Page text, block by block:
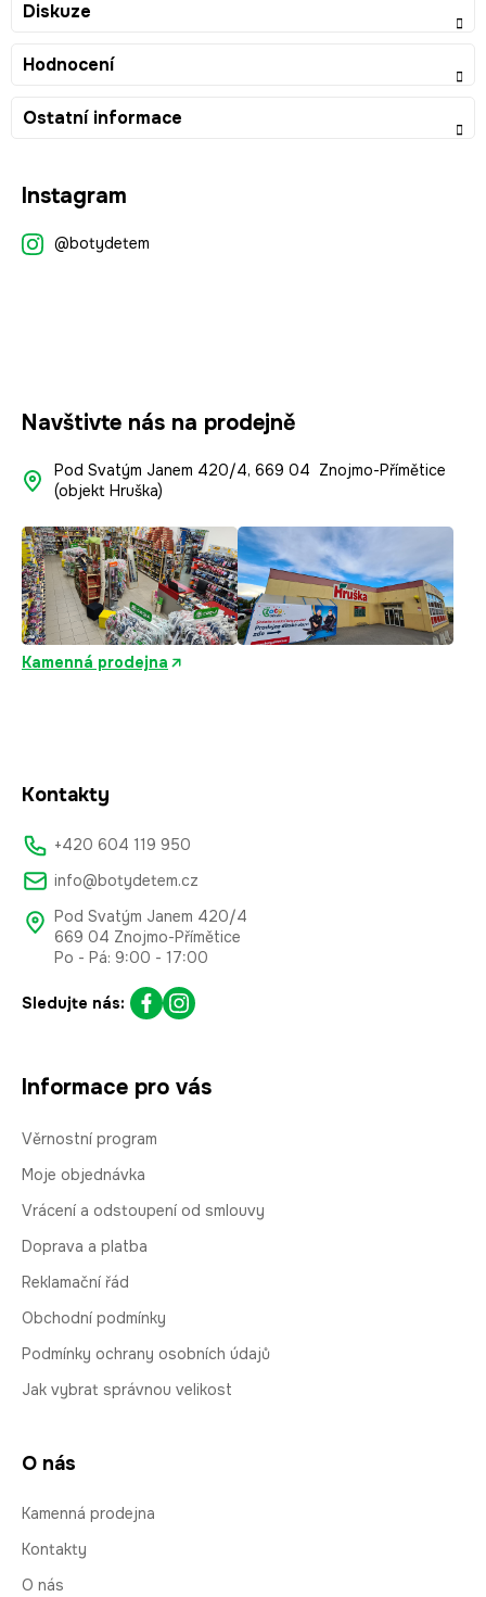
Diskuze
Hodnocení
Ostatní informace
Instagram
@botydetem
Navštivte nás na prodejně
Pod Svatým Janem 420/4, 669 04 Znojmo-Přímětice
(objekt Hruška)
Kamenná prodejna
Kontakty
+420 604 119 950
info@botydetem.cz
Pod Svatým Janem 420/4
669 04 Znojmo-Přímětice
Po - Pá: 9:00 - 17:00
Sledujte nás:
Informace pro vás
Věrnostní program
Moje objednávka
Vrácení a odstoupení od smlouvy
Doprava a platba
Reklamační řád
Obchodní podmínky
Podmínky ochrany osobních údajů
Jak vybrat správnou velikost
O nás
Kamenná prodejna
Kontakty
O nás